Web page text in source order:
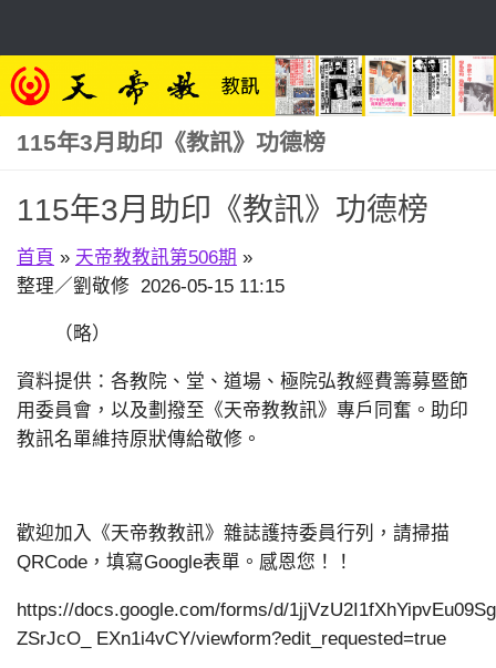
115年3月助印《教訊》功德榜
115年3月助印《教訊》功德榜
首頁 » 天帝教教訊第506期 »
整理／劉敬修 2026-05-15 11:15
（略）
資料提供：各教院、堂、道場、極院弘教經費籌募暨節
用委員會，以及劃撥至《天帝教教訊》專戶同奮。助印
教訊名單維持原狀傳給敬修。
歡迎加入《天帝教教訊》雜誌護持委員行列，請掃描
QRCode，填寫Google表單。感恩您！！
https://docs.google.com/forms/d/
ZSrJcO_ EXn1i4vCY/viewform?edit_requested=true